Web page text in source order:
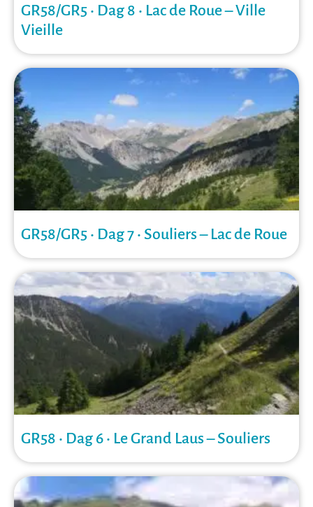
GR58/GR5 • Dag 8 • Lac de Roue – Ville
Vieille
GR58/GR5 • Dag 7 • Souliers – Lac de Roue
GR58 • Dag 6 • Le Grand Laus – Souliers